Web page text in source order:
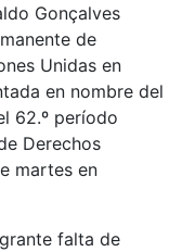
Gonçalves
de
Unidas en
en nombre del
62.º período
Derechos
martes en
falta de